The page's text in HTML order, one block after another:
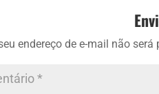
endereço de e-mail não será